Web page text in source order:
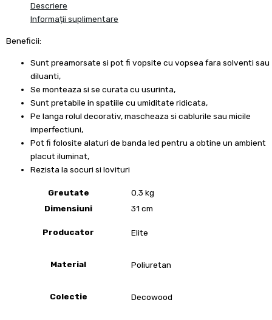
Descriere
Informații suplimentare
Beneficii:
Sunt preamorsate si pot fi vopsite cu vopsea fara solventi sau
diluanti,
Se monteaza si se curata cu usurinta,
Sunt pretabile in spatiile cu umiditate ridicata,
Pe langa rolul decorativ, mascheaza si cablurile sau micile
imperfectiuni,
Pot fi folosite alaturi de banda led pentru a obtine un ambient
placut iluminat,
Rezista la socuri si lovituri
Greutate
0.3 kg
Dimensiuni
31 cm
Producator Elite
Material Poliuretan
Colectie Decowood